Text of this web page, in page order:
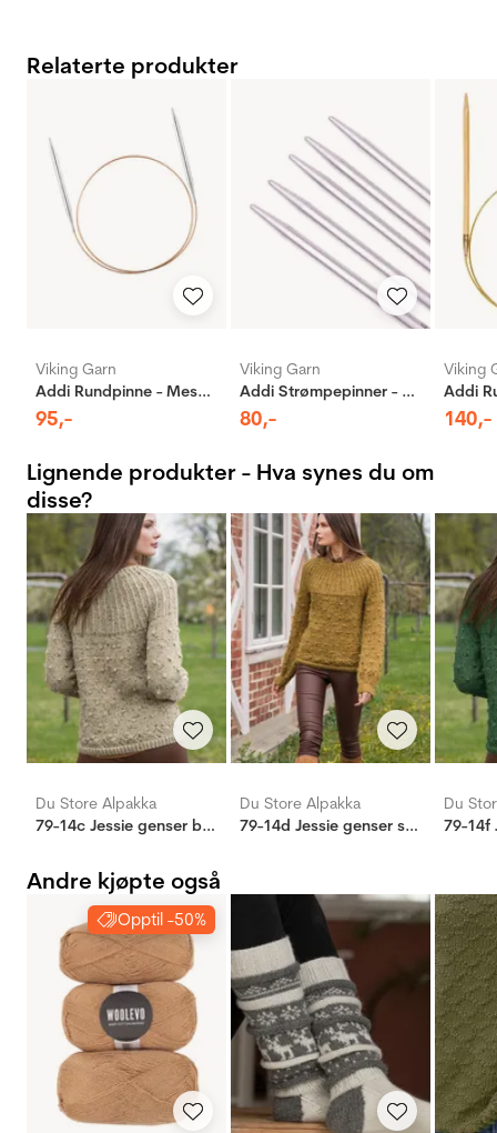
Relaterte produkter
Viking Garn
Addi Rundpinne - Messing
95,-
Viking Garn
Addi Strømpepinner - Aluminium
80,-
Viking
140,-
Lignende produkter - Hva synes du om
disse?
Du Store Alpakka
79-14c Jessie genser beige
Du Store Alpakka
79-14d Jessie genser sennep
Du
Andre kjøpte også
Opptil -50%